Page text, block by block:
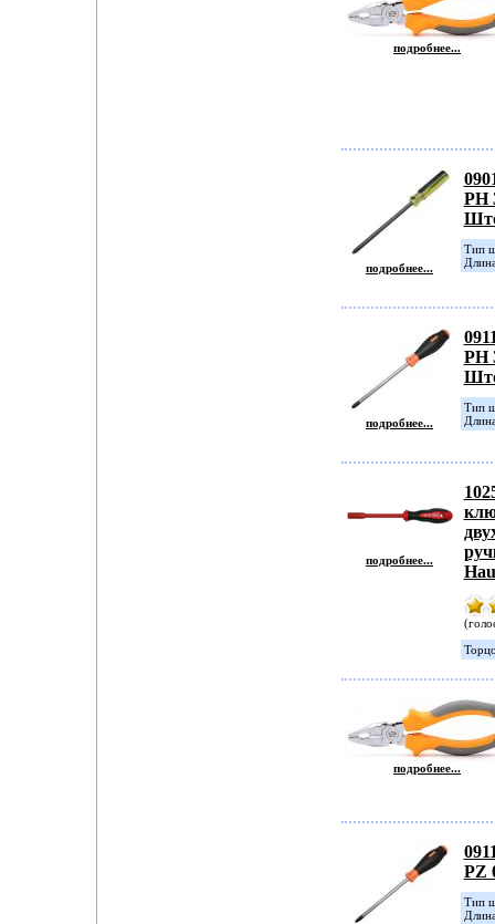
подробнее...
подробнее...
PH
Тип
подробнее...
PH
Тип
подробнее...
подробнее...
PZ
Тип